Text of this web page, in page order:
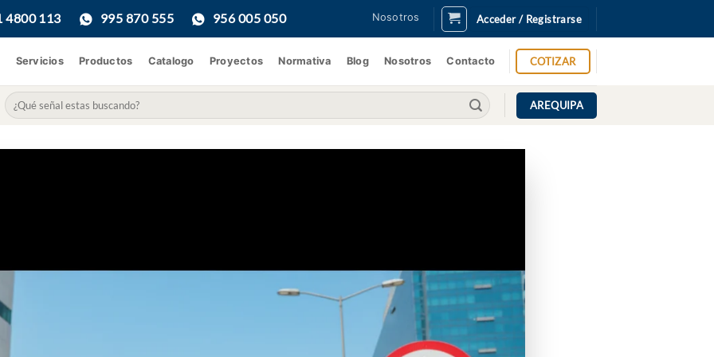
4800 113 995 870 555 956 005 050 Nosotros Acceder / Registrarse
Servicios Productos Catalogo Proyectos Normativa Blog Nosotros Contacto COTIZAR
Buscar
por:
AREQUIPA